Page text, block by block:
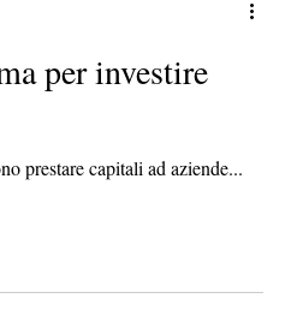
per investire
prestare capitali ad aziende...